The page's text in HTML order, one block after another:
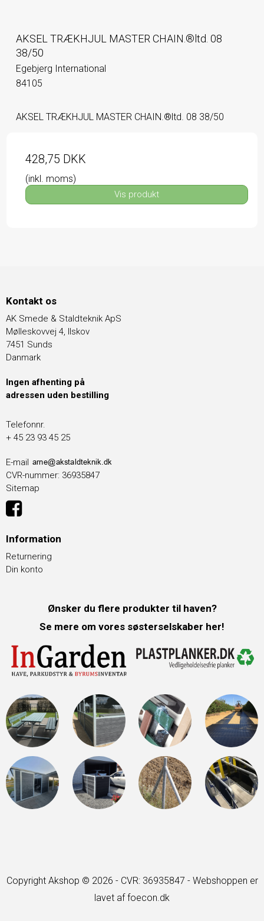
AKSEL TRÆKHJUL MASTER CHAIN.®ltd. 08
38/50
Egebjerg International
84105
AKSEL TRÆKHJUL MASTER CHAIN.®ltd. 08 38/50
428,75 DKK
(inkl. moms)
Vis produkt
Kontakt os
AK Smede & Staldteknik ApS
Mølleskovvej 4, Ilskov
7451 Sunds
Danmark
Ingen afhenting på
adressen uden bestilling
Telefonnr.
+ 45 23 93 45 25
E-mail
CVR-nummer: 36935847
Sitemap
Information
Returnering
Din konto
Ønsker du flere produkter til haven?
Se mere om vores søsterselskaber her!
Copyright Akshop © 2026 - CVR: 36935847 - Webshoppen er
lavet af foecon.dk